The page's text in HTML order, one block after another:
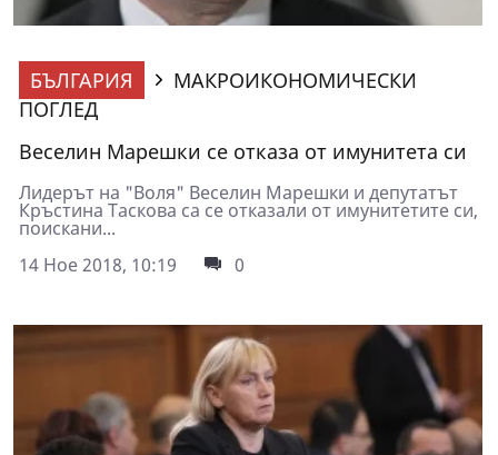
БЪЛГАРИЯ
МАКРОИКОНОМИЧЕСКИ
ПОГЛЕД
Веселин Марешки се отказа от имунитета си
Лидерът на "Воля" Веселин Марешки и депутатът
Кръстина Таскова са се отказали от имунитетите си,
поискани...
14 Ное 2018, 10:19
0